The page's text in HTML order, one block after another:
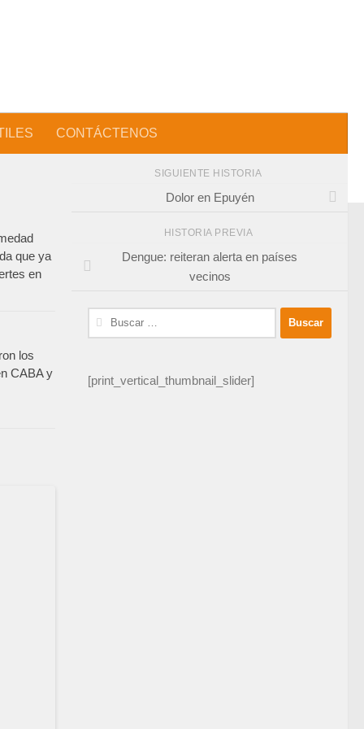
CONTÁCTENOS
SIGUIENTE HISTORIA
Dolor en Epuyén
HISTORIA PREVIA
Dengue: reiteran alerta en países
vecinos
Buscar:
[print_vertical_thumbnail_slider]
que ya
en
los
CABA y